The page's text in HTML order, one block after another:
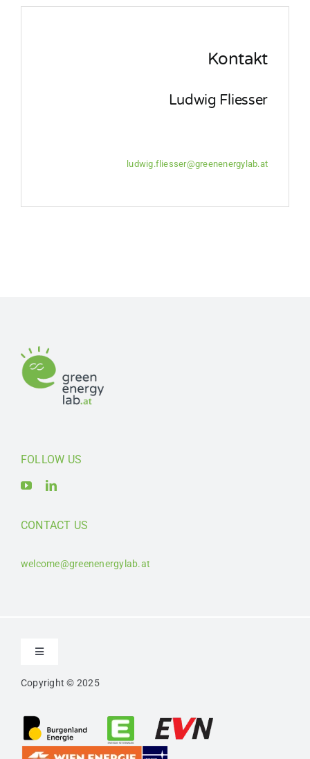
Kontakt
Ludwig Fliesser
ludwig.fliesser@greenenergylab.at
FOLLOW US
CONTACT US
welcome@greenenergylab.at
Toggle
Kontakt
Impressum
Copyright © 2025